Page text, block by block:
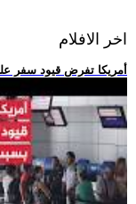
اخر الافلام
.. أمريكا تفرض قيود سفر